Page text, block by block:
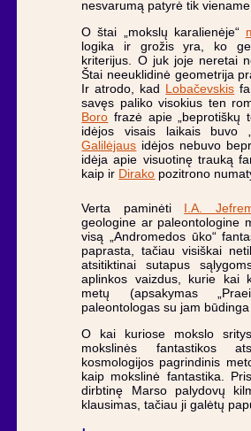
nesvarumą patyrė tik viename
O štai „mokslų karalienėje“
logika ir grožis yra, ko
kriterijus. O juk joje neretai
Štai neeuklidinė geometrija
Ir atrodo, kad Lobačevskis
savęs paliko visokius ten
Boro frazė apie „beprotiškų
idėjos visais laikais buvo
Galilėjaus idėjos nebuvo
idėja apie visuotinę trauką
kaip ir Dirako pozitrono
Verta paminėti I.A.
geologine ar paleontologine
visą „Andromedos ūko“
paprasta, tačiau visiškai
atsitiktinai sutapus
aplinkos vaizdus, kurie kai
metų (apsakymas
paleontologas su jam
O kai kuriose mokslo
mokslinės fantastikos
kosmologijos pagrindinis
kaip mokslinė fantastika.
dirbtinę Marso palydovų
klausimas, tačiau ji galėtų